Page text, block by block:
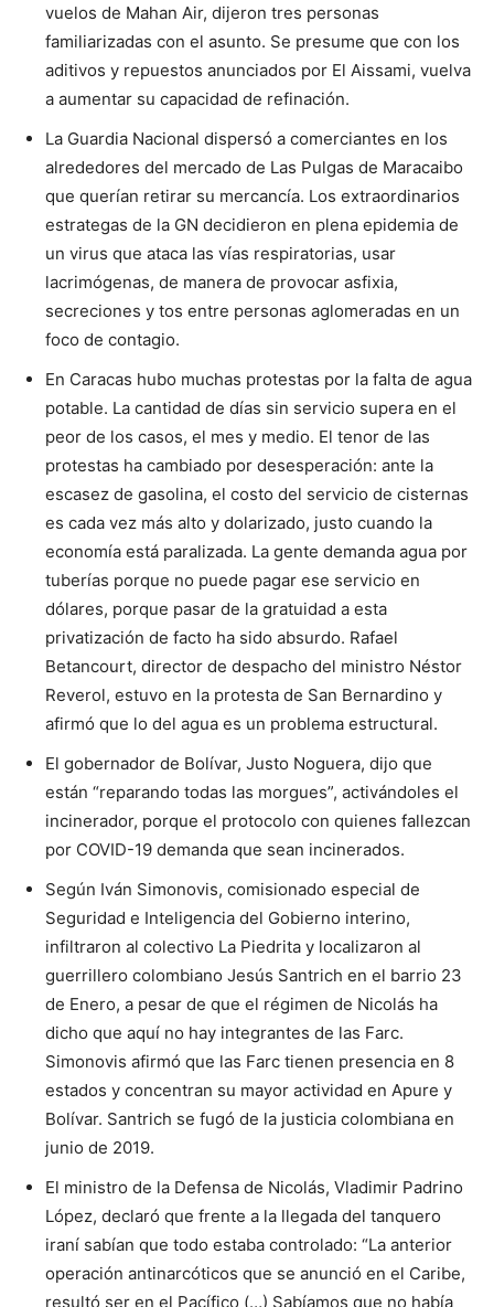
vuelos de Mahan Air, dijeron tres personas
familiarizadas con el asunto. Se presume que con los
aditivos y repuestos anunciados por El Aissami, vuelva
a aumentar su capacidad de refinación.
La Guardia Nacional dispersó a comerciantes en los
alrededores del mercado de Las Pulgas de Maracaibo
que querían retirar su mercancía. Los extraordinarios
estrategas de la GN decidieron en plena epidemia de
un virus que ataca las vías respiratorias, usar
lacrimógenas, de manera de provocar asfixia,
secreciones y tos entre personas aglomeradas en un
foco de contagio.
En Caracas hubo muchas protestas por la falta de agua
potable. La cantidad de días sin servicio supera en el
peor de los casos, el mes y medio. El tenor de las
protestas ha cambiado por desesperación: ante la
escasez de gasolina, el costo del servicio de cisternas
es cada vez más alto y dolarizado, justo cuando la
economía está paralizada. La gente demanda agua por
tuberías porque no puede pagar ese servicio en
dólares, porque pasar de la gratuidad a esta
privatización de facto ha sido absurdo. Rafael
Betancourt, director de despacho del ministro Néstor
Reverol, estuvo en la protesta de San Bernardino y
afirmó que lo del agua es un problema estructural.
El gobernador de Bolívar, Justo Noguera, dijo que
están “reparando todas las morgues”, activándoles el
incinerador, porque el protocolo con quienes fallezcan
por COVID-19 demanda que sean incinerados.
Según Iván Simonovis, comisionado especial de
Seguridad e Inteligencia del Gobierno interino,
infiltraron al colectivo La Piedrita y localizaron al
guerrillero colombiano Jesús Santrich en el barrio 23
de Enero, a pesar de que el régimen de Nicolás ha
dicho que aquí no hay integrantes de las Farc.
Simonovis afirmó que las Farc tienen presencia en 8
estados y concentran su mayor actividad en Apure y
Bolívar. Santrich se fugó de la justicia colombiana en
junio de 2019.
El ministro de la Defensa de Nicolás, Vladimir Padrino
López, declaró que frente a la llegada del tanquero
iraní sabían que todo estaba controlado: “La anterior
operación antinarcóticos que se anunció en el Caribe,
resultó ser en el Pacífico (…) Sabíamos que no había